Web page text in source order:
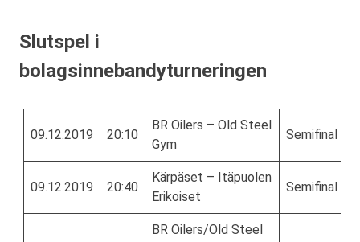
Slutspel i
bolagsinnebandyturneringen
09.12.2019 20:10
BR Oilers – Old Steel
Gym
Semifinal
09.12.2019 20:40
Kärpäset – Itäpuolen
Erikoiset
Semifinal
BR Oilers/Old Steel